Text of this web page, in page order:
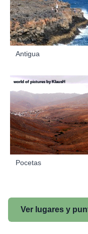
Antigua
Pocetas
world of pictures by KlausH
Ver lugares y